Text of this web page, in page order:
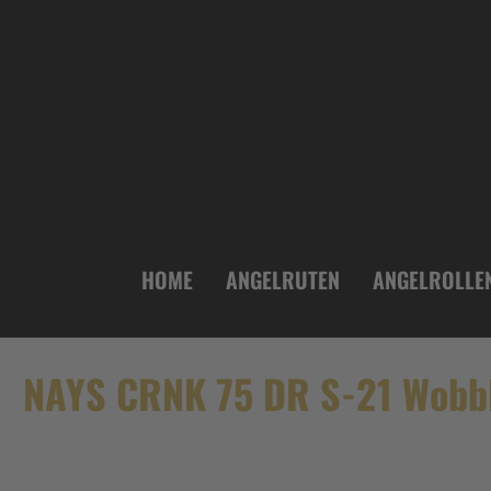
HOME ANGELRUTEN
NAYS CRNK 75 DR S-21